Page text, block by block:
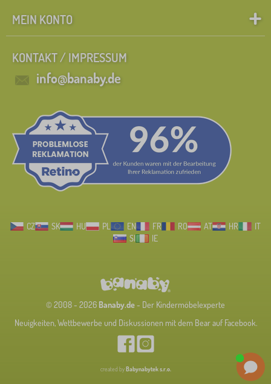
MEIN KONTO
KONTAKT / IMPRESSUM
info@banaby.de
CZ SK HU PL EN FR RO AT HR
IT
SI
IE
© 2008 - 2026 Banaby.de- Der Kindermöbelexperte
Neuigkeiten, Wettbewerbe und Diskussionen mit dem Bear auf Facebook.
created by Babynabytek s.r.o.